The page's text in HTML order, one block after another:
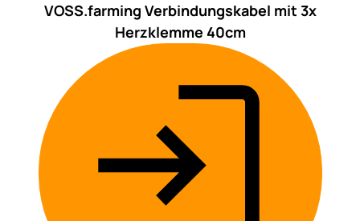
VOSS.farming Verbindungskabel mit 3x
Herzklemme 40cm